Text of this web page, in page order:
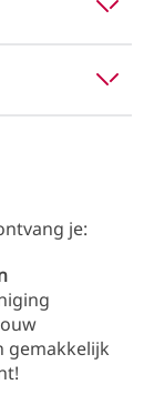
je:
gemakkelijk